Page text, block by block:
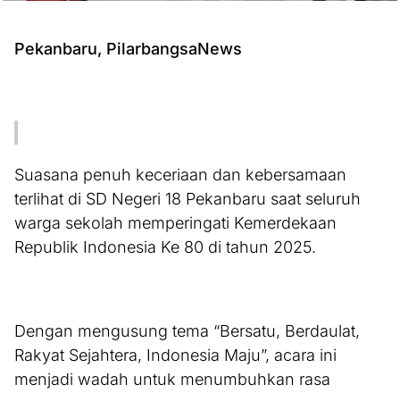
Pekanbaru, PilarbangsaNews
Suasana penuh keceriaan dan kebersamaan
terlihat di SD Negeri 18 Pekanbaru saat seluruh
warga sekolah memperingati Kemerdekaan
Republik Indonesia Ke 80 di tahun 2025.
Dengan mengusung tema “Bersatu, Berdaulat,
Rakyat Sejahtera, Indonesia Maju”, acara ini
menjadi wadah untuk menumbuhkan rasa